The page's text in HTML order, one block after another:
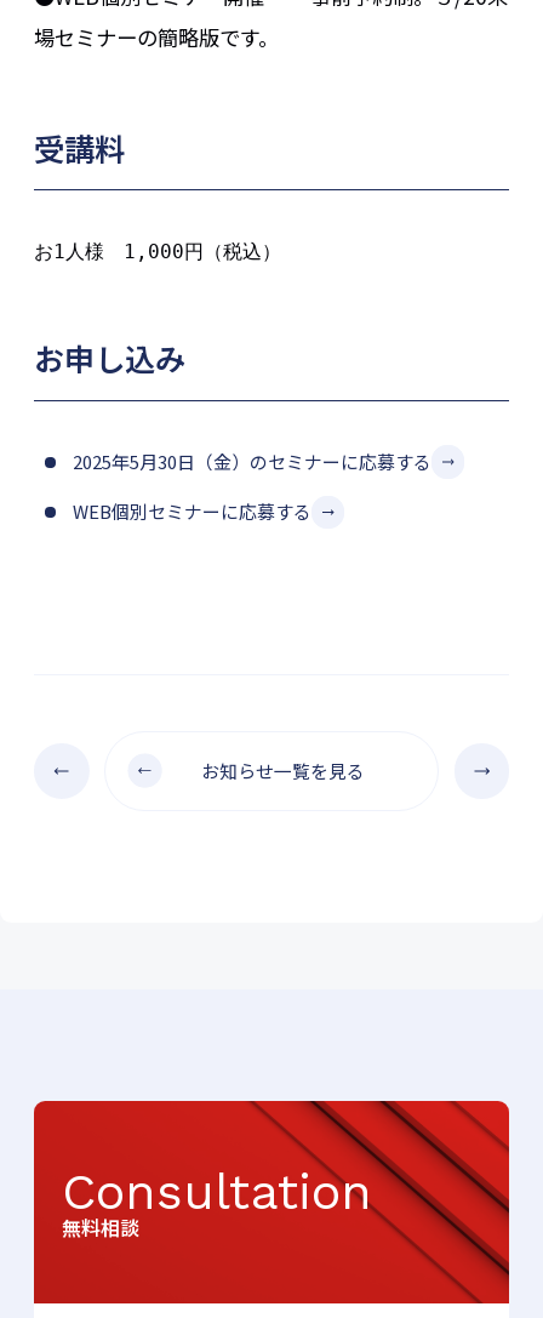
場セミナーの簡略版です。
受講料
お1人様　1,000円（税込）
お申し込み
2025年5月30日（金）のセミナーに応募する
WEB個別セミナーに応募する
お知らせ一覧を見る
Consultation
無料相談